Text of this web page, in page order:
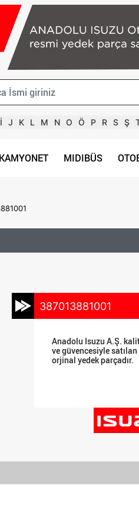
İ J K L M N O Ö P R S Ş
KAMYONET MIDIBÜS
387013881001
Anadolu Isuzu A.Ş.
ve güvencesiyle satılan
orjinal yedek parçadır.